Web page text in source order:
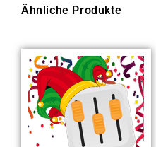
Ähnliche Produkte